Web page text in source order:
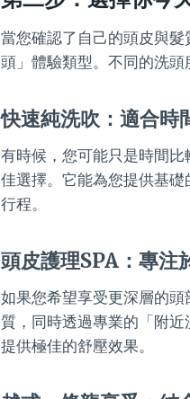
當您確認了自己的頭皮與
頭」體驗類型。不同的洗頭
快速純洗吹：適合時
有時候，您可能只是時間
佳選擇。它能為您提供基
行程。
頭皮護理SPA：專注
如果您希望享受更深層的
質，同時透過專業的「附
提供極佳的舒壓效果。